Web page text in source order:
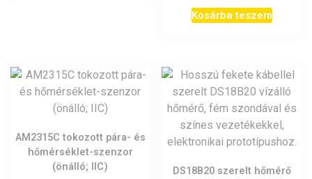
Kosárba teszem
AM2315C tokozott pára- és
hőmérséklet-szenzor
(önálló; IIC)
DS18B20 szerelt hőmérő